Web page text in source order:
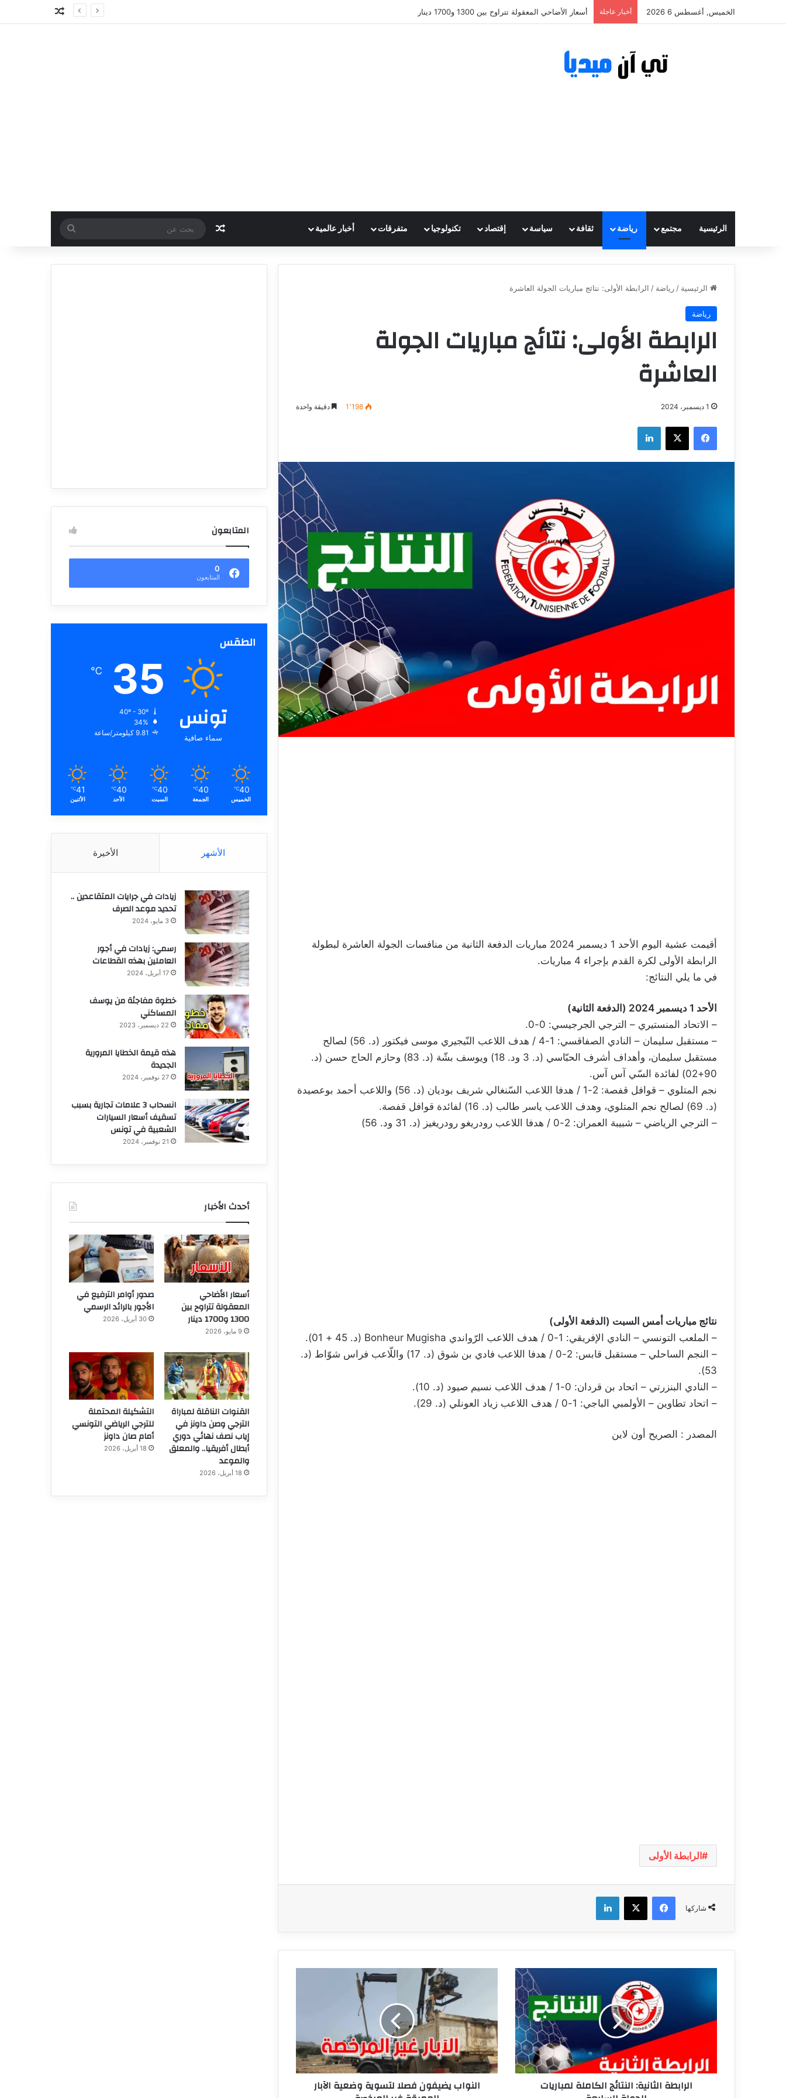
الخميس, أغسطس 6 2026 أخبار عاجلة أسعار الأضاحي المعقولة تتراوح بين 1300 و1700 دينار مقال عشوائي
الرئيسية مجتمع رياضة ثقافة سياسة إقتصاد تكنولوجيا متفرقات أخبار عالمية مقال عشوائي
بحث
عن
الرئيسية / رياضة / الرابطة الأولى: نتائج مباريات الجولة العاشرة
رياضة
الرابطة الأولى: نتائج مباريات الجولة
العاشرة
1 ديسمبر، 2024 1٬198 دقيقة واحدة
فيسبوك ‫X لينكدإن
أقيمت عشية اليوم الأحد 1 ديسمبر 2024 مباريات الدفعة الثانية من منافسات الجولة العاشرة لبطولة
الرابطة الأولى لكرة القدم بإجراء 4 مباريات.
في ما يلي النتائج:
الأحد 1 ديسمبر 2024 (الدفعة الثانية)
– الاتحاد المنستيري – الترجي الجرجيسي: 0-0.
– مستقبل سليمان – النادي الصفاقسي: 1-4 / هدف اللاعب النّيجيري موسى فيكتور (د. 56) لصالح
مستقبل سليمان، وأهداف أشرف الحبّاسي (د. 3 ود. 18) ويوسف بشّة (د. 83) وحازم الحاج حسن (د.
90+02) لفائدة السّي آس آس.
نجم المتلوي – قوافل قفصة: 2-1 / هدفا اللاعب السّنغالي شريف بوديان (د. 56) واللاعب أحمد بوعصيدة
(د. 69) لصالح نجم المتلوي، وهدف اللاعب ياسر طالب (د. 16) لفائدة قوافل قفصة.
– الترجي الرياضي – شبيبة العمران: 2-0 / هدفا اللاعب رودريغو رودريغيز (د. 31 ود. 56)
نتائج مباريات أمس السبت (الدفعة الأولى)
– الملعب التونسي – النادي الإفريقي: 1-0 / هدف اللاعب الرّواندي Bonheur Mugisha (د. 45 + 01).
– النجم الساحلي – مستقبل قابس: 2-0 / هدفا اللاعب فادي بن شوق (د. 17) واللّاعب فراس شوّاط (د.
53).
– النادي البنزرتي – اتحاد بن قردان: 0-1 / هدف اللاعب نسيم صيود (د. 10).
– اتحاد تطاوين – الأولمبي الباجي: 1-0 / هدف اللاعب زياد العونلي (د. 29).
المصدر : الصريح أون لاين
الرابطة الأولى
شاركها
فيسبوك ‫X لينكدإن
لمباريات
الرابطة الثانية: النتائج الكاملة لمباريات
وضعية
الآبار
العميقة
غير
المرخصة
النواب يضيفون فصلا لتسوية وضعية الآبار
المتابعون
0
المتابعون
الطقس
تونس
سماء صافية
35
℃
34%
9.81 كيلومتر/ساعة
40
℃
الخميس
40
℃
الجمعة
40
℃
السبت
40
℃
الأحد
41
℃
الأثنين
الأشهر الأخيرة
زيادات في جرايات المتقاعدين ..
تحديد موعد الصرف
3 مايو، 2024
رسمي: زيادات في أجور
العاملين بهذه القطاعات
17 أبريل، 2024
خطوة مفاجئة من يوسف
المساكني
22 ديسمبر، 2023
هذه قيمة الخطايا المرورية
الجديدة
27 نوفمبر، 2024
انسحاب 3 علامات تجارية بسبب
تسقيف أسعار السيارات
الشعبية في تونس
21 نوفمبر، 2024
أحدث الأخبار
أسعار الأضاحي
المعقولة تتراوح بين
1300 و1700 دينار
9 مايو، 2026
صدور أوامر الترفيع في
الأجور بالرائد الرسمي
30 أبريل، 2026
القنوات الناقلة لمباراة
الترجي وصن داونز في
إياب نصف نهائي دوري
أبطال أفريقيا.. والمعلق
والموعد
18 أبريل، 2026
التشكيلة المحتملة
للترجي الرياضي التونسي
أمام صان داونز
18 أبريل، 2026